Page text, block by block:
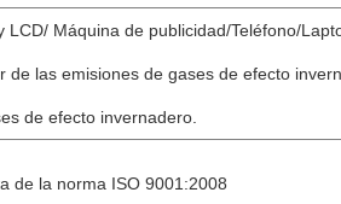
LCD/ Máquina de publicidad/Teléfono/
de las emisiones de gases de efecto
de efecto invernadero.
de la norma ISO 9001:2008